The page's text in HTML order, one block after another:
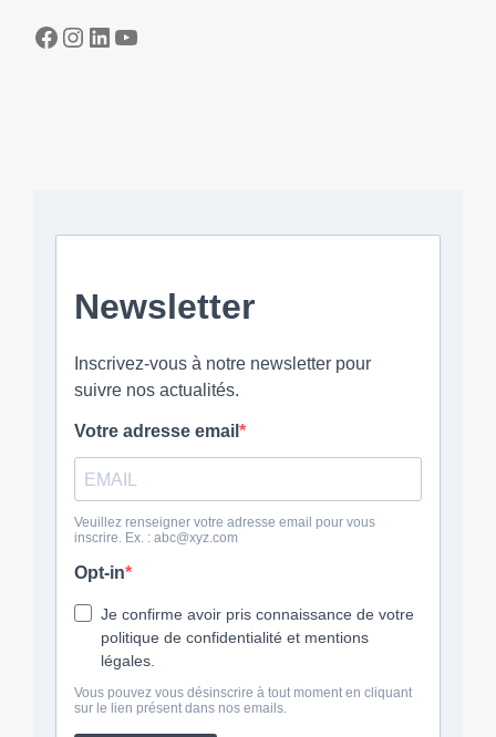
Facebook
Instagram
LinkedIn
YouTube